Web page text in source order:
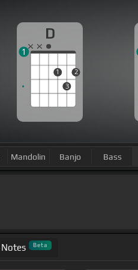
D
1
3
2
1
Mandolin Banjo Bass
Notes Beta